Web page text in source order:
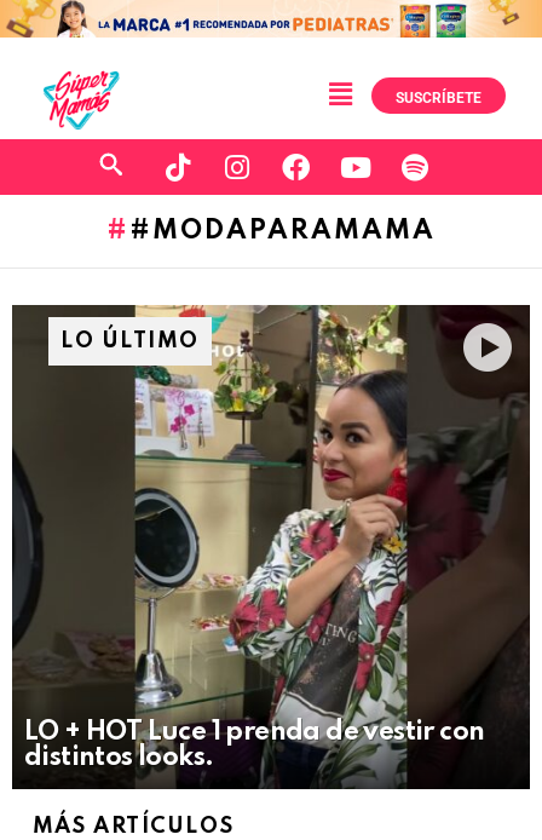
SUSCRÍBETE
#MODAPARAMAMA
LO ÚLTIMO
LO + HOT Luce 1 prenda de vestir con
distintos looks.
MÁS ARTÍCULOS